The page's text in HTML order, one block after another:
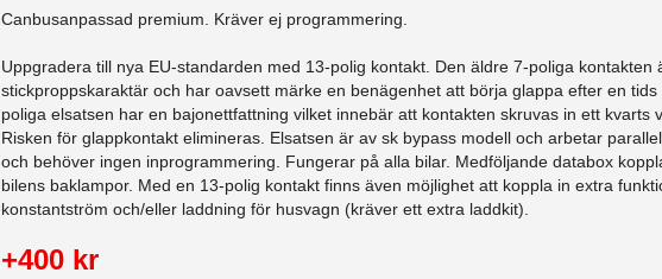
Canbusanpassad premium. Kräver ej programmering.
Uppgradera till nya EU-standarden med 13-polig kontakt. Den äldre 7-poliga kontakten
stickproppskaraktär och har oavsett märke en benägenhet att börja glappa efter en
poliga elsatsen har en bajonettfattning vilket innebär att kontakten skruvas in ett kvarts
Risken för glappkontakt elimineras. Elsatsen är av sk bypass modell och arbetar
och behöver ingen inprogrammering. Fungerar på alla bilar. Medföljande databox
bilens baklampor. Med en 13-polig kontakt finns även möjlighet att koppla in extra
konstantström och/eller laddning för husvagn (kräver ett extra laddkit).
+400 kr